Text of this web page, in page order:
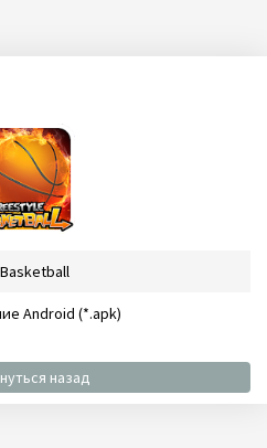
Android (*.apk)
назад